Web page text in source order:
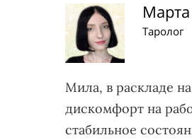
Таролог
Мила, в раскладе
дискомфорт на
стабильное